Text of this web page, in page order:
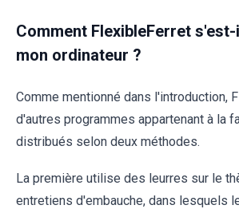
Comment FlexibleFerret
mon ordinateur ?
Comme mentionné dans l'introduction,
d'autres programmes appartenant à la
distribués selon deux méthodes.
La première utilise des leurres sur le
entretiens d'embauche, dans lesquels